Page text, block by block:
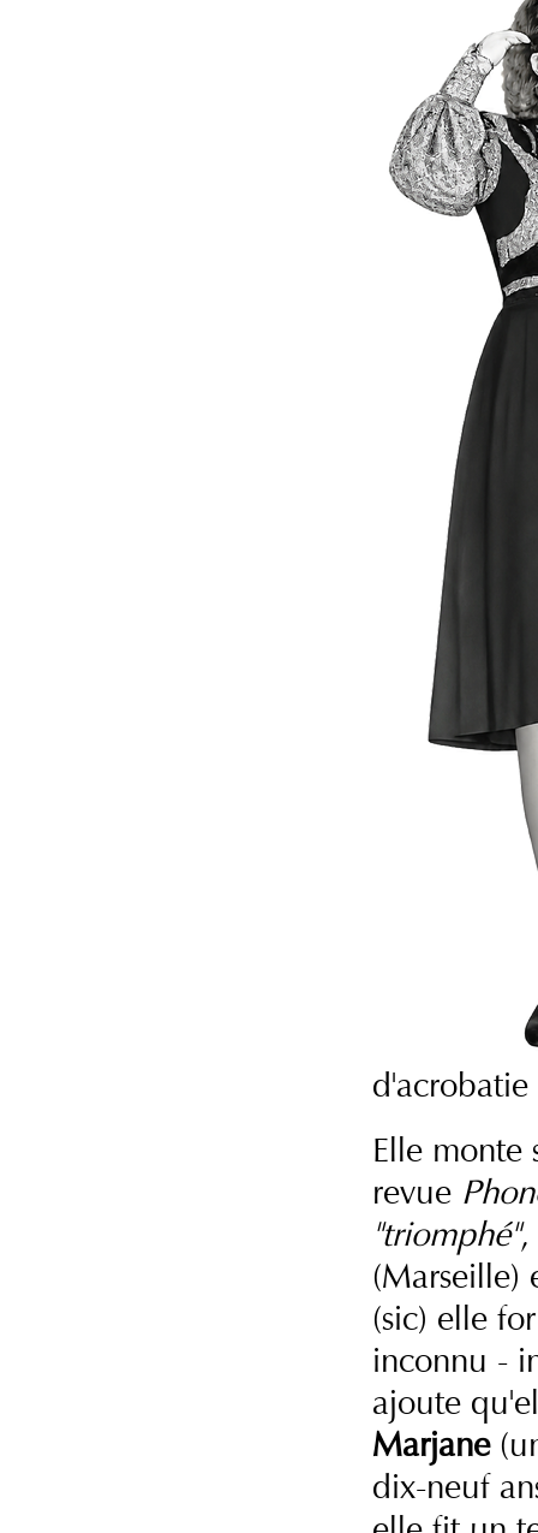
Elle monte
revue
"triomphé",
(Marseille)
(sic) elle
inconnu -
ajoute
Marjane
dix-neuf